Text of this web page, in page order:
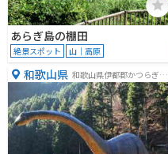
あらぎ島の棚田
絶景スポット 山｜高原
和歌山県 和歌山県伊都郡かつらぎ町
花園梁瀬１０２０